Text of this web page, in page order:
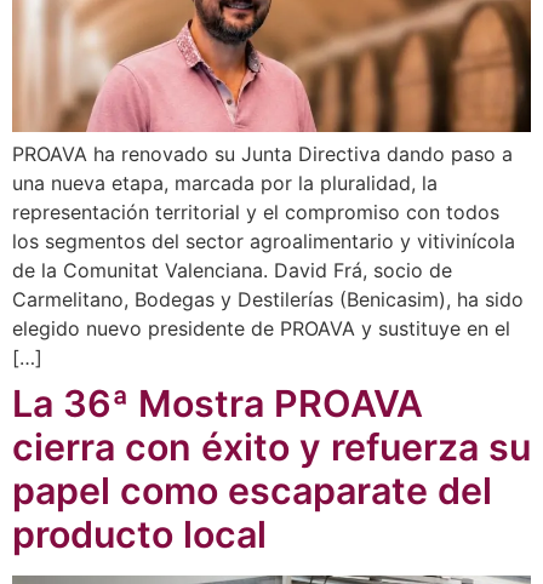
PROAVA ha renovado su Junta Directiva dando paso a
una nueva etapa, marcada por la pluralidad, la
representación territorial y el compromiso con todos
los segmentos del sector agroalimentario y vitivinícola
de la Comunitat Valenciana. David Frá, socio de
Carmelitano, Bodegas y Destilerías (Benicasim), ha sido
elegido nuevo presidente de PROAVA y sustituye en el
[…]
La 36ª Mostra PROAVA
cierra con éxito y refuerza su
papel como escaparate del
producto local